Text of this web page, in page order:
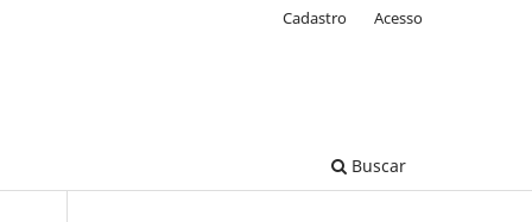
Buscar
Cadastro Acesso